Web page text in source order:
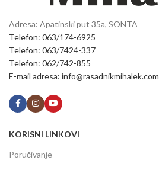
Adresa: Apatinski put 35a, SONTA
Telefon: 063/174-6925
Telefon: 063/7424-337
Telefon: 062/742-855
E-mail adresa: info@rasadnikmihalek.com
KORISNI LINKOVI
Poručivanje